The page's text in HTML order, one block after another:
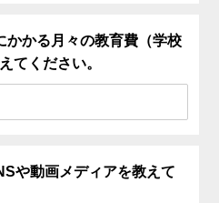
かかる月々の教育費（学校
てください。
や動画メディアを教えて